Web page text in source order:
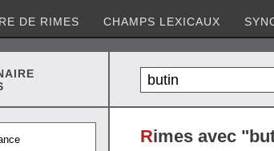
DE RIMES CHAMPS LEXICAUX
Rimes avec